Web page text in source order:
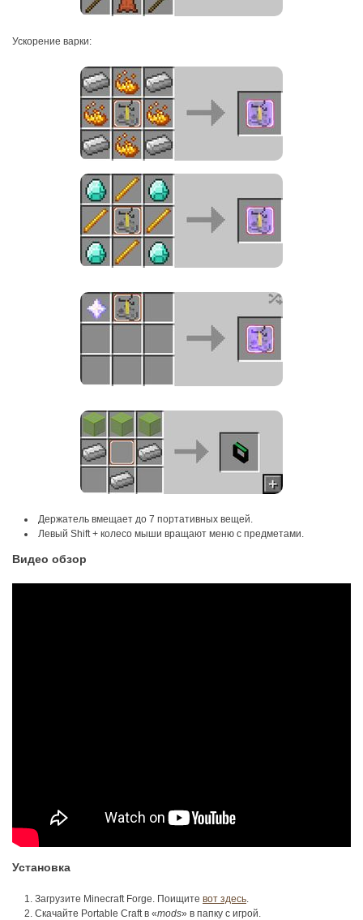
Ускорение варки:
Держатель вмещает до 7 портативных вещей.
Левый Shift + колесо мыши вращают меню с предметами.
Видео обзор
Установка
Загрузите Minecraft Forge. Поищите вот здесь
Скачайте Portable Craft в «mods» в папку с игрой.